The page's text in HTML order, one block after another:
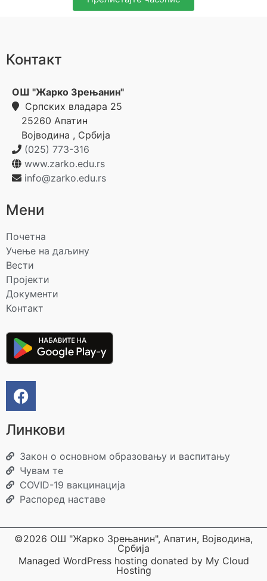
Контакт
ОШ "Жарко Зрењанин"
Српских владара 25
25260 Апатин
Војводина , Србија
(025) 773-316
www.zarko.edu.rs
info@zarko.edu.rs
Мени
Почетна
Учење на даљину
Вести
Пројекти
Документи
Контакт
Линкови
Закон о основном образовању и васпитању
Чувам те
COVID-19 вакцинација
Распоред наставе
©2026 ОШ "Жарко Зрењанин", Апатин, Војводина,
Србија
Managed WordPress hosting donated by My Cloud
Hosting